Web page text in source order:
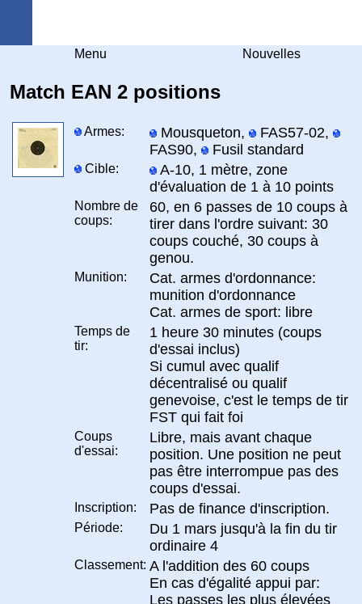
Menu Nouvelles
Match EAN 2 positions
Armes: Mousqueton,
FAS57-02,
FAS90,
Fusil standard
Cible:
A-10, 1 mètre, zone
d'évaluation de 1 à 10 points
Nombre de
coups:
60, en 6 passes de 10 coups à
tirer dans l'ordre suivant: 30
coups couché, 30 coups à
genou.
Munition:
Cat. armes d'ordonnance:
munition d'ordonnance
Cat. armes de sport: libre
Temps de
tir:
1 heure 30 minutes (coups
d'essai inclus)
Si cumul avec qualif
décentralisé ou qualif
genevoise, c'est le temps de tir
FST qui fait foi
Coups
d'essai:
Libre, mais avant chaque
position. Une position ne peut
pas être interrompue pas des
coups d'essai.
Inscription: Pas de finance d'inscription.
Période:
Du 1 mars jusqu'à la fin du tir
ordinaire 4
Classement: A l'addition des 60 coups
En cas d'égalité appui par:
Les passes les plus élevées